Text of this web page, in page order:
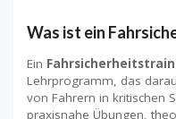
Was ist ein
Ein
Lehrprogramm, das
von Fahrern in kritischen
praxisnahe Übungen,